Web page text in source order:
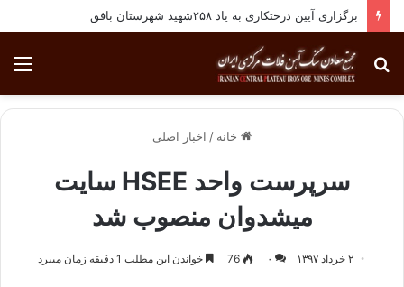
برگزاری آیین درختکاری به یاد ۲۵۸شهید شهرستان بافق
جستجو
برای
خانه / اخبار اصلی
سرپرست واحد HSEE سایت
میشدوان منصوب شد
۲ خرداد ۱۳۹۷ ۰ 76 خواندن این مطلب 1 دقیقه زمان میبرد